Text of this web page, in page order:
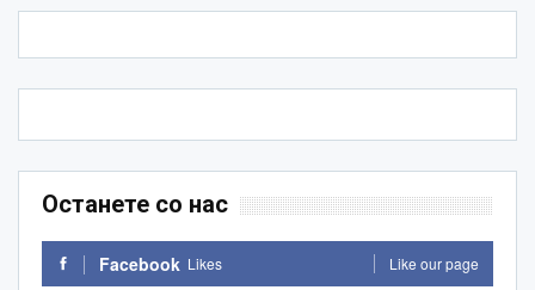
Останете со нас
Facebook Likes Like our page